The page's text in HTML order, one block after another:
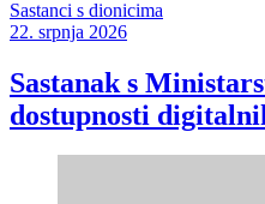
Sastanci s dionicima
22. srpnja 2026
Sastanak s
dostupnosti